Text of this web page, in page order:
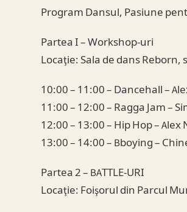
Program Dansul, Pasiune
Partea I – Workshop-uri
Locaţie: Sala de dans Reborn,
10:00 – 11:00 – Dancehall –
11:00 – 12:00 – Ragga Jam –
12:00 – 13:00 – Hip Hop –
13:00 – 14:00 – Bboying –
Partea 2 – BATTLE-URI
Locaţie: Foişorul din Parcul